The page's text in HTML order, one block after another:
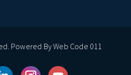
Powered By Web Code 011